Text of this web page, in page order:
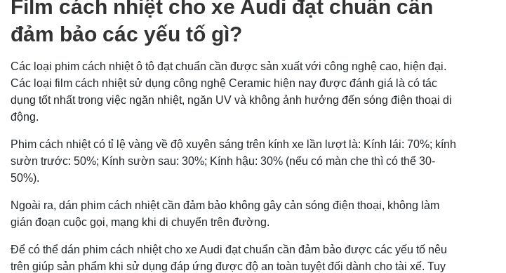
Film cách nhiệt cho xe Audi đạt chuẩn cần
đảm bảo các yếu tố gì?
Các loại phim cách nhiệt ô tô đạt chuẩn cần được sản xuất với công nghệ cao, hiện đại.
Các loại film cách nhiệt sử dụng công nghệ Ceramic hiện nay được đánh giá là có tác
dụng tốt nhất trong việc ngăn nhiệt, ngăn UV và không ảnh hưởng đến sóng điện thoại di
động.
Phim cách nhiệt có tỉ lệ vàng về độ xuyên sáng trên kính xe lần lượt là: Kính lái: 70%; kính
sườn trước: 50%; Kính sườn sau: 30%; Kính hậu: 30% (nếu có màn che thì có thể 30-
50%).
Ngoài ra, dán phim cách nhiệt cần đảm bảo không gây cản sóng điện thoại, không làm
gián đoạn cuộc gọi, mạng khi di chuyển trên đường.
Để có thể dán phim cách nhiệt cho xe Audi đạt chuẩn cần đảm bảo được các yếu tố nêu
trên giúp sản phẩm khi sử dụng đáp ứng được độ an toàn tuyệt đối dành cho tài xế. Tuy